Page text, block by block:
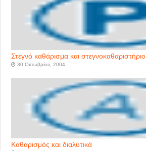
Στεγνό καθάρισμα και στεγνοκαθαριστήριο
30 Οκτωβρίου, 2004
Καθαρισμός και διαλυτικά